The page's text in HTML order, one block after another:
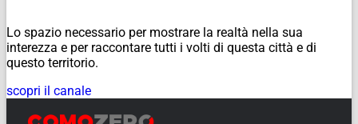
Lo spazio necessario per mostrare la realtà nella sua
interezza e per raccontare tutti i volti di questa città e di
questo territorio.
scopri il canale